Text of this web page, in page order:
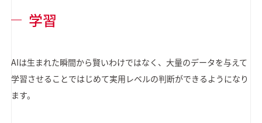
学習
AIは生まれた瞬間から賢いわけではなく、大量のデータを与えて
学習させることではじめて実用レベルの判断ができるようになり
ます。